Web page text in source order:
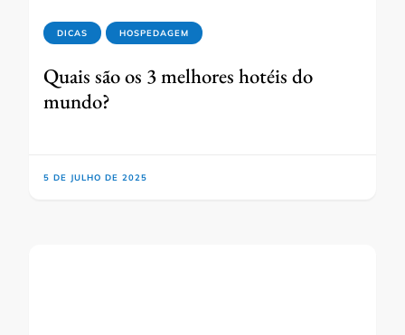
DICAS HOSPEDAGEM
Quais são os 3 melhores hotéis do
mundo?
5 DE JULHO DE 2025